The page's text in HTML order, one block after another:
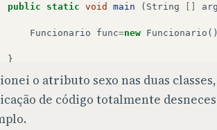
public
static void main ( String
Funcionario func=new Funcionario
}
o atributo sexo nas duas
de código totalmente